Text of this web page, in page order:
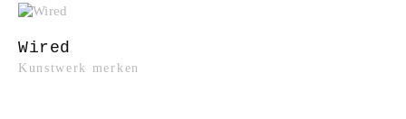
Kunstwerk merken
Wired